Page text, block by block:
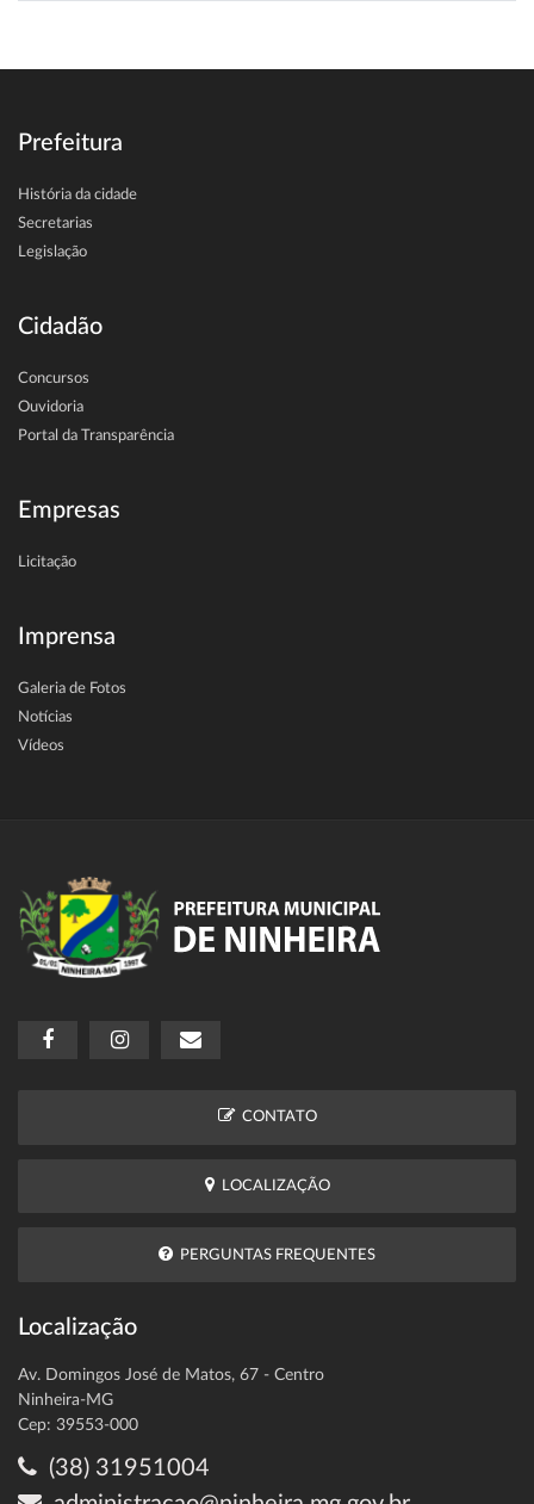
Prefeitura
História da cidade
Secretarias
Legislação
Cidadão
Concursos
Ouvidoria
Portal da Transparência
Empresas
Licitação
Imprensa
Galeria de Fotos
Notícias
Vídeos
CONTATO
LOCALIZAÇÃO
PERGUNTAS FREQUENTES
Localização
Av. Domingos José de Matos, 67 - Centro
Ninheira-MG
Cep: 39553-000
(38) 31951004